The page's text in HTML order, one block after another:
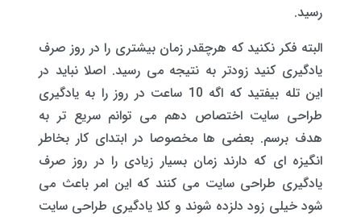
رسید.
البته فکر نکنید که هرچقدر زمان بیشتری را در روز صرف
یادگیری کنید زودتر به نتیجه می رسید. اصلا نباید در
این تله بیفتید که اگه 10 ساعت در روز را به یادگیری
طراحی سایت اختصاص دهم می توانم سریع تر به
هدف برسم. بعضی ها مخصوصا در ابتدای کار بخاطر
انگیزه ای که دارند زمان بسیار زیادی را در روز صرف
یادگیری طراحی سایت می کنند که این امر باعث می
شود خیلی زود دلزده شوند و کلا یادگیری طراحی سایت